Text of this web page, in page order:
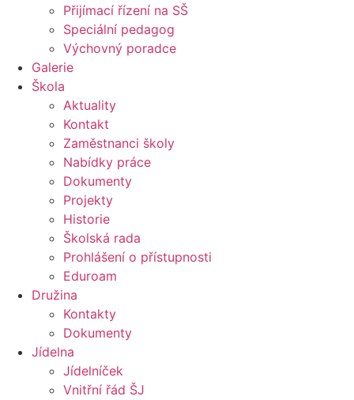
Přijímací řízení na SŠ
Speciální pedagog
Výchovný poradce
Galerie
Škola
Aktuality
Kontakt
Zaměstnanci školy
Nabídky práce
Dokumenty
Projekty
Historie
Školská rada
Prohlášení o přístupnosti
Eduroam
Družina
Kontakty
Dokumenty
Jídelna
Jídelníček
Vnitřní řád ŠJ